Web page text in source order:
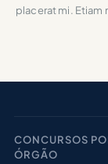
placerat mi. Etiam
CONCURSOS
ÓRGÃO